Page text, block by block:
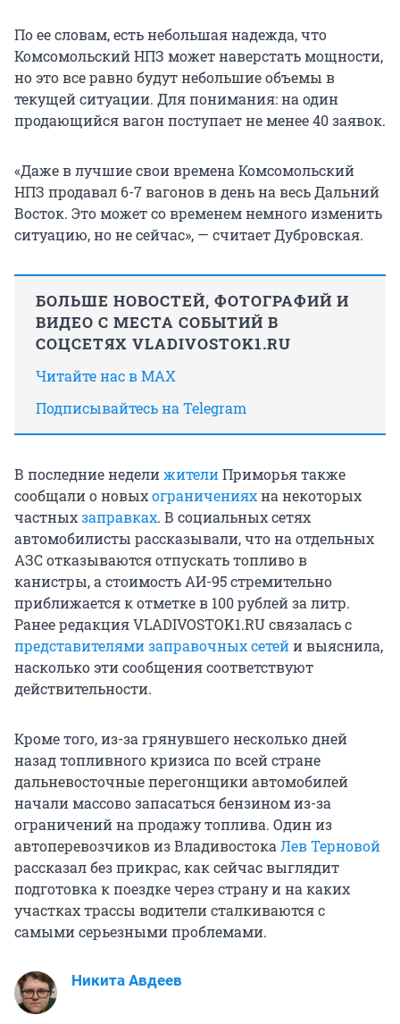
По ее словам, есть небольшая надежда, что
Комсомольский НПЗ может наверстать мощности,
но это все равно будут небольшие объемы в
текущей ситуации. Для понимания: на один
продающийся вагон поступает не менее 40 заявок.
«Даже в лучшие свои времена Комсомольский
НПЗ продавал 6-7 вагонов в день на весь Дальний
Восток. Это может со временем немного изменить
ситуацию, но не сейчас», — считает Дубровская.
БОЛЬШЕ НОВОСТЕЙ, ФОТОГРАФИЙ И
ВИДЕО С МЕСТА СОБЫТИЙ В
СОЦСЕТЯХ VLADIVOSTOK1.RU
Читайте нас в MAX
Подписывайтесь на Telegram
В последние неделижителиПриморья также
сообщали о новыхограниченияхна некоторых
частныхзаправках. В социальных сетях
автомобилисты рассказывали, что на отдельных
АЗС отказываются отпускать топливо в
канистры, а стоимость АИ-95 стремительно
приближается к отметке в 100 рублей за литр.
Ранее редакция VLADIVOSTOK1.RU связалась с
представителями заправочных сетейи выяснила,
насколько эти сообщения соответствуют
действительности.
Кроме того, из-за грянувшего несколько дней
назад топливного кризиса по всей стране
дальневосточные перегонщики автомобилей
начали массово запасаться бензином из-за
ограничений на продажу топлива. Один из
автоперевозчиков из ВладивостокаЛев Терновой
рассказал без прикрас, как сейчас выглядит
подготовка к поездке через страну и на каких
участках трассы водители сталкиваются с
самыми серьезными проблемами.
Никита Авдеев